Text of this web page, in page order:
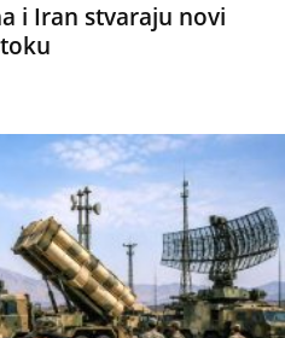
i Iran stvaraju novi